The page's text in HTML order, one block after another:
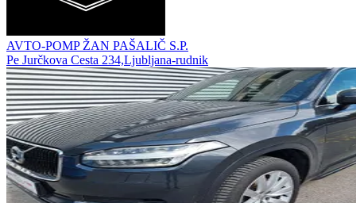
AVTO-POMP ŽAN PAŠALIČ S.P.
Pe Jurčkova Cesta 234,Ljubljana-rudnik